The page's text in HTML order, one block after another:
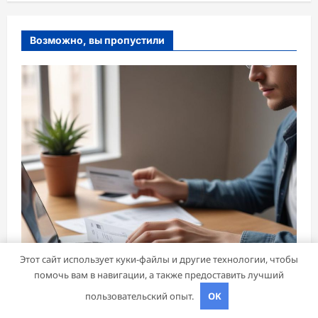
Возможно, вы пропустили
Этот сайт использует куки-файлы и другие технологии, чтобы
помочь вам в навигации, а также предоставить лучший
пользовательский опыт.
OK